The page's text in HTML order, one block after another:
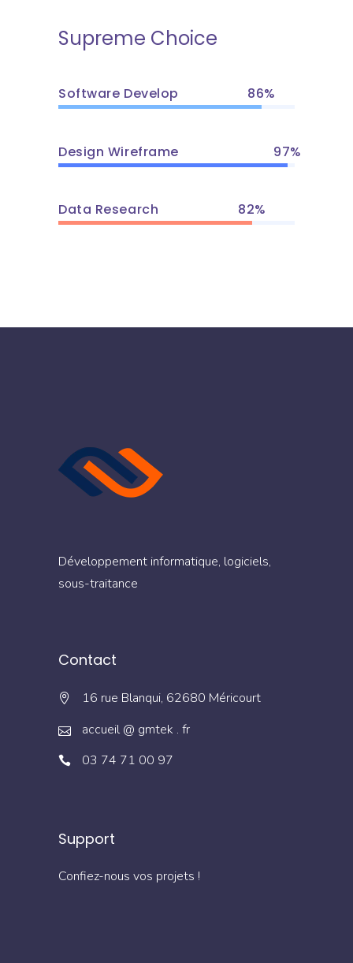
Supreme Choice
Software Develop 86
Design Wireframe 97
Data Research 82
Développement informatique, logiciels,
sous-traitance
Contact
16 rue Blanqui, 62680 Méricourt
accueil @ gmtek . fr
03 74 71 00 97
Support
Confiez-nous vos projets !